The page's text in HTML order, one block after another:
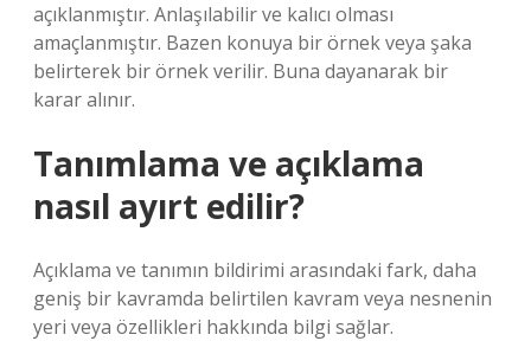
açıklanmıştır. Anlaşılabilir ve kalıcı olması
amaçlanmıştır. Bazen konuya bir örnek veya şaka
belirterek bir örnek verilir. Buna dayanarak bir
karar alınır.
Tanımlama ve açıklama
nasıl ayırt edilir?
Açıklama ve tanımın bildirimi arasındaki fark, daha
geniş bir kavramda belirtilen kavram veya nesnenin
yeri veya özellikleri hakkında bilgi sağlar.